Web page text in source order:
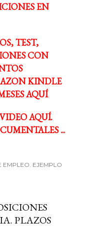
EN
TEST,
CON
KINDLE
AQUÍ
AQUÍ.
...
EMPLEO. EJEMPLO
PLAZOS